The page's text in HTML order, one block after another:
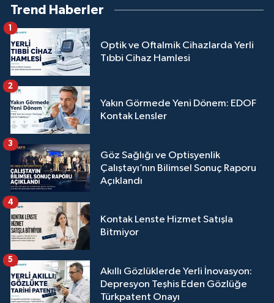
Trend Haberler
Optik ve Oftalmik Cihazlarda Yerli
Tıbbi Cihaz Hamlesi
1
Yakın Görmede Yeni Dönem: EDOF
Kontak Lensler
2
Göz Sağlığı ve Optisyenlik
Çalıştayı’nın Bilimsel Sonuç Raporu
Açıklandı
3
Kontak Lenste Hizmet Satışla
Bitmiyor
4
Akıllı Gözlüklerde Yerli İnovasyon:
Depresyon Teşhis Eden Gözlüğe
Türkpatent Onayı
5